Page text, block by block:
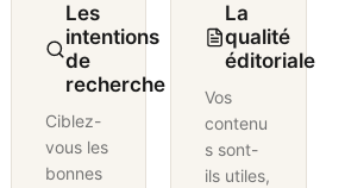
Les
intentions
de
recherche
Ciblez-
vous les
bonnes
La
qualité
éditoriale
Vos
contenu
s sont-
ils utiles,